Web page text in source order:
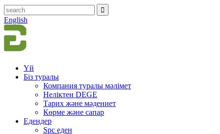
English
Үй
Біз туралы
Компания туралы мәлімет
Неліктен DEGE
Тарих және мәдениет
Көрме және сапар
Едендер
Spc еден